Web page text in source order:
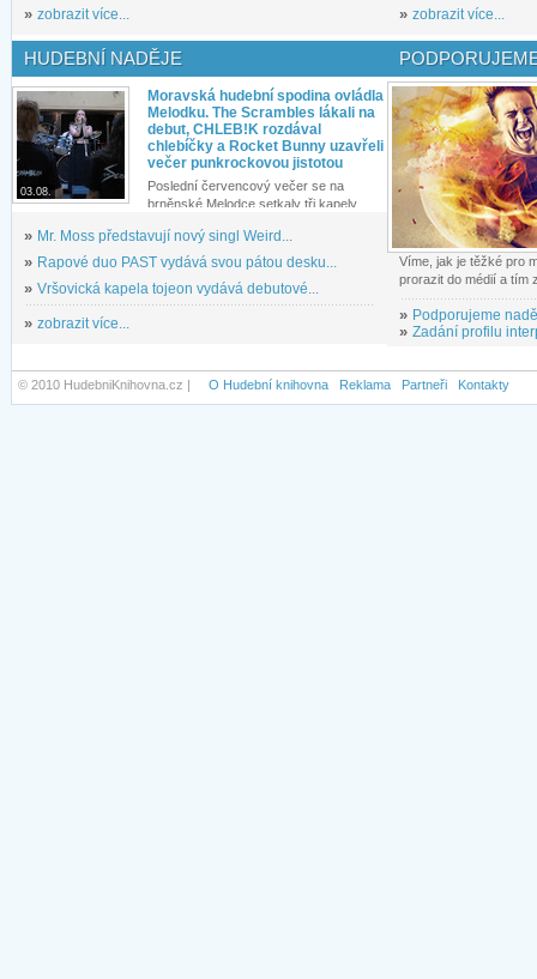
» zobrazit více... » zobrazit více...
HUDEBNÍ NADĚJE
03.08.
Moravská hudební spodina ovládla
Melodku. The Scrambles lákali na
debut, CHLEB!K rozdával
chlebíčky a Rocket Bunny uzavřeli
večer punkrockovou jistotou
Poslední červencový večer se na
brněnské Melodce setkaly tři kapely...
» Mr. Moss představují nový singl Weird...
» Rapové duo PAST vydává svou pátou desku...
» Vršovická kapela tojeon vydává debutové...
» zobrazit více...
Víme, jak je těžké pro
prorazit do médií a tím
» Podporujeme
» Zadání profilu
© 2010 HudebniKnihovna.cz | O Hudební knihovna Reklama Partneři Kontakty